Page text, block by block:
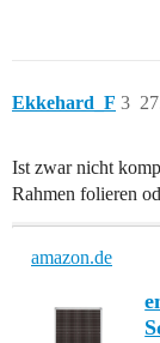
Ekkehard_F 3
Ist zwar nicht
Rahmen folieren
amazon.de